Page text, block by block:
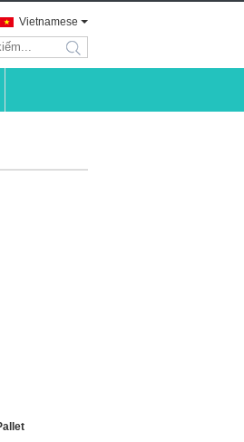
Vietnamese
search